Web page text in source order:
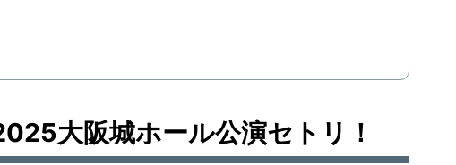
大阪城ホール公演セトリ！